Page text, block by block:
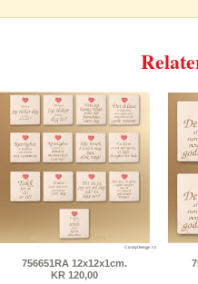
756651RA 12x12x1cm.
KR 120,00